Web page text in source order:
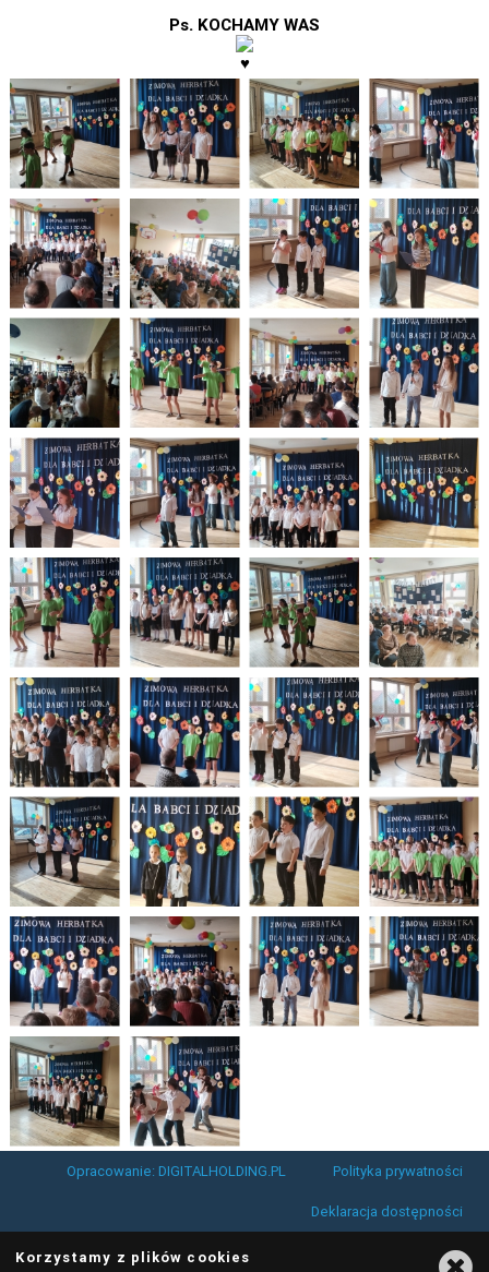
Ps. KOCHAMY WAS
Opracowanie: DIGITALHOLDING.PL Polityka prywatności
Deklaracja dostępności
Korzystamy z plików cookies